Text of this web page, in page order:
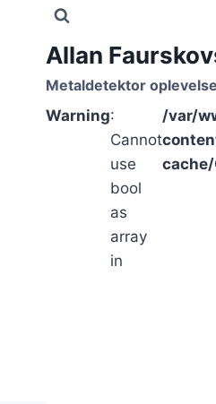
Fortsæt
indholdAllan
Metaldetektor
Warning:
Cannot
use
bool
as
array
in
/var/
cache/